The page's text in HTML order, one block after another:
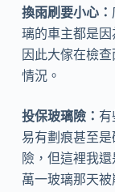
換雨刷要小心：
璃的車主都是
因此大傢在檢
情況。
投保玻璃險：
易有劃痕甚至
險，但這裡我
萬一玻璃那天